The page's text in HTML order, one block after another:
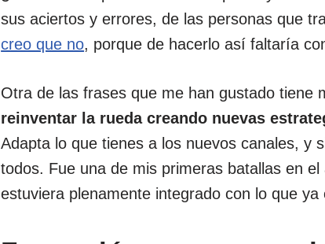
sus aciertos y errores, de las personas que
creo que no, porque de hacerlo así faltaría
Otra de las frases que me han gustado tiene
reinventar la rueda creando nuevas
Adapta lo que tienes a los nuevos canales, y
todos. Fue una de mis primeras batallas en
estuviera plenamente integrado con lo que ya